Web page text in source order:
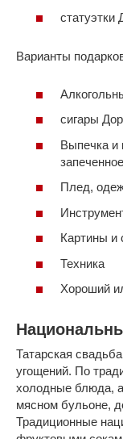
статуэтки
Варианты
сигары
Выпечка и
Плед,
Картины и
Техника
Хороший
Татарская
угощений. По
холодные блюда,
мясном бульоне,
Традиционные